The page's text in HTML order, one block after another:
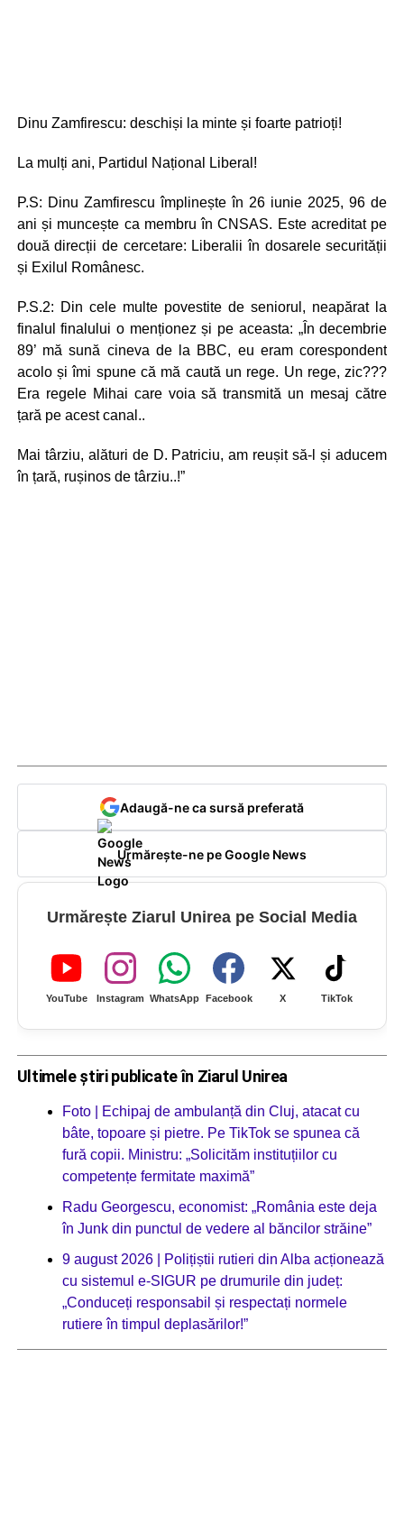
Dinu Zamfirescu: deschiși la minte și foarte patrioți!
La mulți ani, Partidul Național Liberal!
P.S: Dinu Zamfirescu împlinește în 26 iunie 2025, 96 de
ani și muncește ca membru în CNSAS. Este acreditat pe
două direcții de cercetare: Liberalii în dosarele securității
și Exilul Românesc.
P.S.2: Din cele multe povestite de seniorul, neapărat la
finalul finalului o menționez și pe aceasta: „În decembrie
89’ mă sună cineva de la BBC, eu eram corespondent
acolo și îmi spune că mă caută un rege. Un rege, zic???
Era regele Mihai care voia să transmită un mesaj către
țară pe acest canal..
Mai târziu, alături de D. Patriciu, am reușit să-l și aducem
în țară, rușinos de târziu..!”
Adaugă-ne ca sursă preferată
Urmărește-ne pe Google News
Urmărește Ziarul Unirea pe Social Media
YouTube Instagram WhatsApp Facebook X TikTok
Ultimele știri publicate în Ziarul Unirea
Foto | Echipaj de ambulanță din Cluj, atacat cu
bâte, topoare și pietre. Pe TikTok se spunea că
fură copii. Ministru: „Solicităm instituțiilor cu
competențe fermitate maximă”
Radu Georgescu, economist: „România este deja
în Junk din punctul de vedere al băncilor străine”
9 august 2026 | Polițiștii rutieri din Alba acționează
cu sistemul e-SIGUR pe drumurile din județ:
„Conduceți responsabil și respectați normele
rutiere în timpul deplasărilor!”